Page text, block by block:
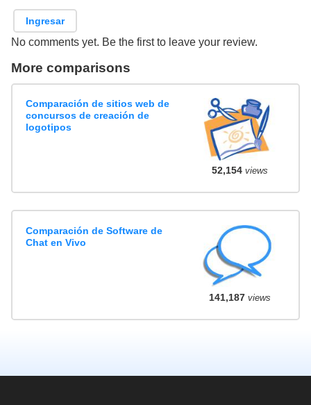
Ingresar
No comments yet. Be the first to leave your review.
More comparisons
Comparación de sitios web de
concursos de creación de
logotipos
52,154views
Comparación de Software de
Chat en Vivo
141,187views